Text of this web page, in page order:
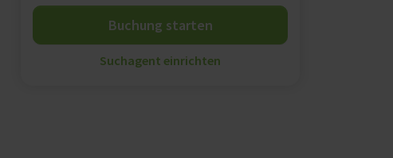
Buchung starten
Suchagent einrichten